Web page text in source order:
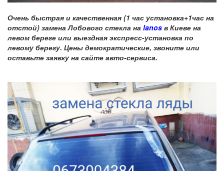
Очень быстрая и качественная (1 час установка+1час на
отстой) замена Лобового стекла на lanos в Киеве на
левом береге или выездная экспресс-установка по
левому берегу. Цены демократические, звоните или
оставьте заявку на сайте авто-сервиса.